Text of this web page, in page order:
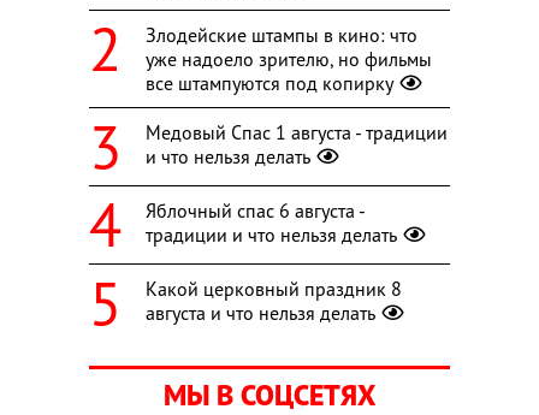
Злодейские штампы в кино: что
уже надоело зрителю, но фильмы
все штампуются под копирку
Медовый Спас 1 августа - традиции
и что нельзя делать
Яблочный спас 6 августа -
традиции и что нельзя делать
Какой церковный праздник 8
августа и что нельзя делать
МЫ В СОЦСЕТЯХ